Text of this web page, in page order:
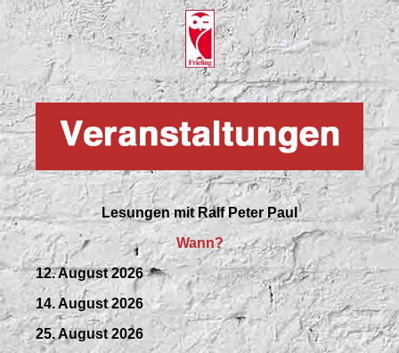
Lesungen mitRalf Peter Paul
Wann?
12. August 2026
14. August 2026
25. August 2026